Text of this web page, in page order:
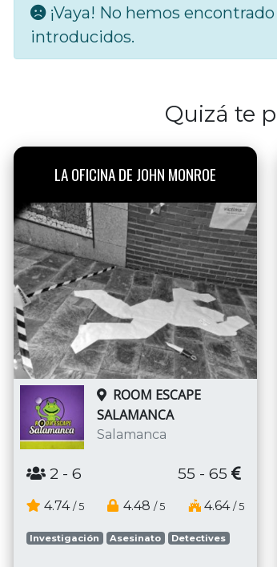
¡Vaya! No hemos
introducidos.
Quizá te
LA OFICINA DE JOHN MONROE
ROOM ESCAPE
SALAMANCA
Salamanca
2 - 6 55 - 65
4.74 / 5 4.48 / 5 4.64 / 5
Investigación Asesinato Detectives